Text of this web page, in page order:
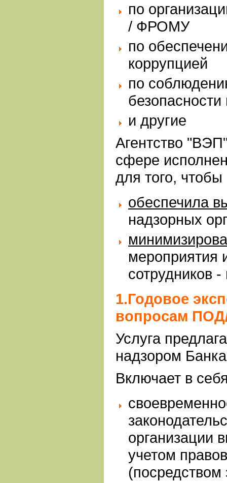
по
/ ФРОМУ
по
коррупцией
по
и другие
Агентство
сфере
для того,
обеспечила
надзорных
мероприятия
сотрудников
1.Годовое
вопросам
Услуга
надзором
Включает в
организации
учетом